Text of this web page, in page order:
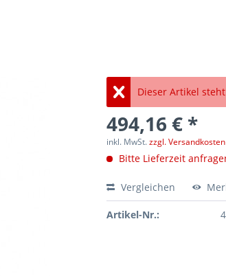
Dieser Artikel
494,16 € *
inkl. MwSt.zzgl. Versandkosten
Bitte Lieferzeit
Vergleichen
Artikel-Nr.: